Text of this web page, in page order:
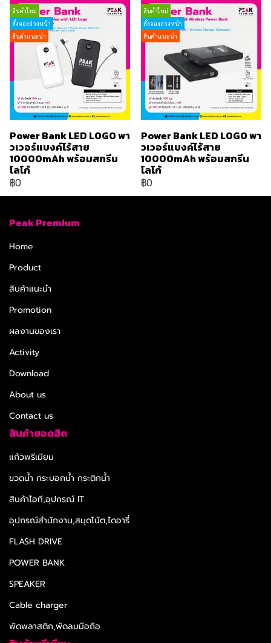
สินค้าใหม่
สั่งจองล่วงหน้า
สินค้าแนะนำ
Power Bank LED LOGO พา
วเวอร์แบงค์ไร้สาย
10000mAh พร้อมสกรีน
โลโก้
฿0
สินค้าใหม่
สั่งจองล่วงหน้า
สินค้าแนะนำ
Power Bank LED LOGO พา
วเวอร์แบงค์ไร้สาย
10000mAh พร้อมสกรีน
โลโก้
฿0
Peak Premium
Home
Product
สินค้าแนะนำ
Promotion
ผลงานของเรา
Activity
Download
About us
Contact us
สินค้ายอดฮิต
แก้วพรีเมียม
ขวดน้ำ กระบอกน้ำ กระติกน้ำ
สินค้าไอที,อุปกรณ์ IT
อุปกรณ์สำนักงาน,สมุดโน้ต,ไดอารี่
FLASH DRIVE
POWER BANK
SPEAKER
Cable charger
พัดพลาสติก,พัดลมมือถือ